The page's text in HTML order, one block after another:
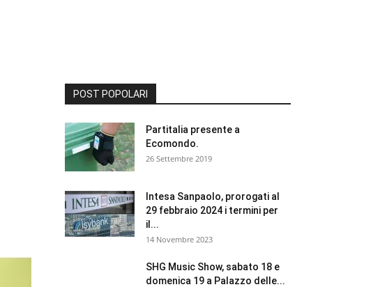
POST POPOLARI
Partitalia presente a
Ecomondo.
26 Settembre 2019
Intesa Sanpaolo, prorogati al
29 febbraio 2024 i termini per
il...
14 Novembre 2023
SHG Music Show, sabato 18 e
domenica 19 a Palazzo delle...